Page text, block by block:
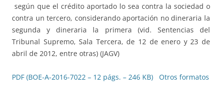
según que el crédito aportado lo sea contra la sociedad o
contra un tercero, considerando aportación no dineraria la
segunda y dineraria la primera (vid. Sentencias del
Tribunal Supremo, Sala Tercera, de 12 de enero y 23 de
abril de 2012, entre otras) (JAGV)
PDF (BOE-A-2016-7022 – 12 págs. – 246 KB) Otros formatos